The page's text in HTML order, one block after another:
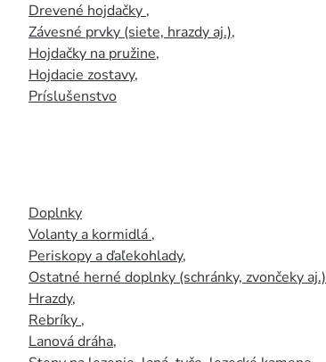
Drevené hojdačky ,
Závesné prvky (siete, hrazdy aj.),
Hojdačky na pružine,
Hojdacie zostavy,
Príslušenstvo
Doplnky
Volanty a kormidlá ,
Periskopy a ďaľekohlady,
Ostatné herné doplnky (schránky, zvončeky aj.)
Hrazdy,
Rebríky ,
Lanová dráha,